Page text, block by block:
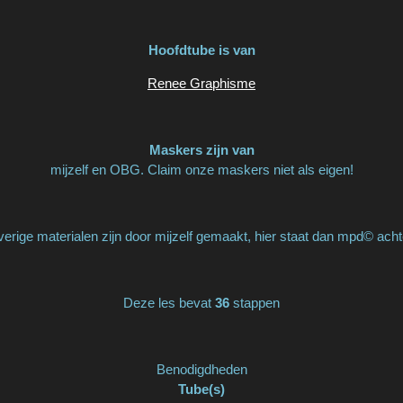
Hoofdtube is van
Renee Graphisme
Maskers zijn van
mijzelf en OBG. Claim onze maskers niet als eigen!
materialen zijn door mijzelf gemaakt, hier staat dan mpd©
Deze les bevat 36 stappen
Benodigdheden
Tube(s)